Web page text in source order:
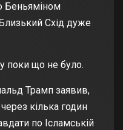
Беньяміном
Схід дуже
поки що не було.
Трамп заявив,
кілька годин
по Ісламській